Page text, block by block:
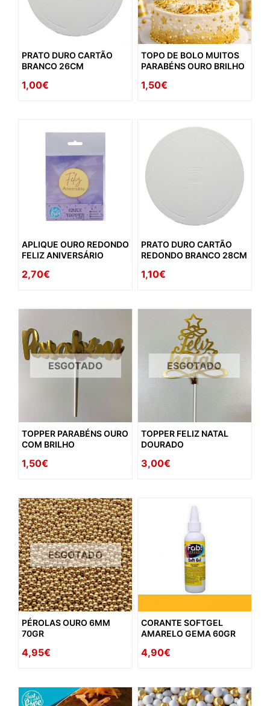
PRATO DURO CARTÃO
BRANCO 26CM
1,00€
TOPO DE BOLO MUITOS
PARABÉNS OURO BRILHO
1,50€
APLIQUE OURO REDONDO
FELIZ ANIVERSÁRIO
2,70€
PRATO DURO CARTÃO
REDONDO BRANCO 28CM
1,10€
ESGOTADO
TOPPER PARABÉNS OURO
COM BRILHO
1,50€
ESGOTADO
TOPPER FELIZ NATAL
DOURADO
3,00€
ESGOTADO
PÉROLAS OURO 6MM
70GR
4,95€
CORANTE SOFTGEL
AMARELO GEMA 60GR
4,90€